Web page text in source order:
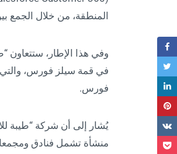
المنطقة، من خلال الجمع
وفي هذا الإطار، ستتعاون
في قمة سيلز فورس، والتي
فورس.